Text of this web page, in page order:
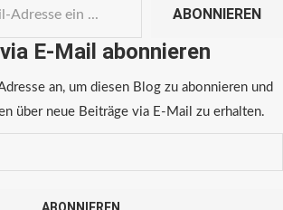
ABONNIEREN
E-Mail abonnieren
an, um diesen Blog zu abonnieren und
über neue Beiträge via E-Mail zu erhalten.